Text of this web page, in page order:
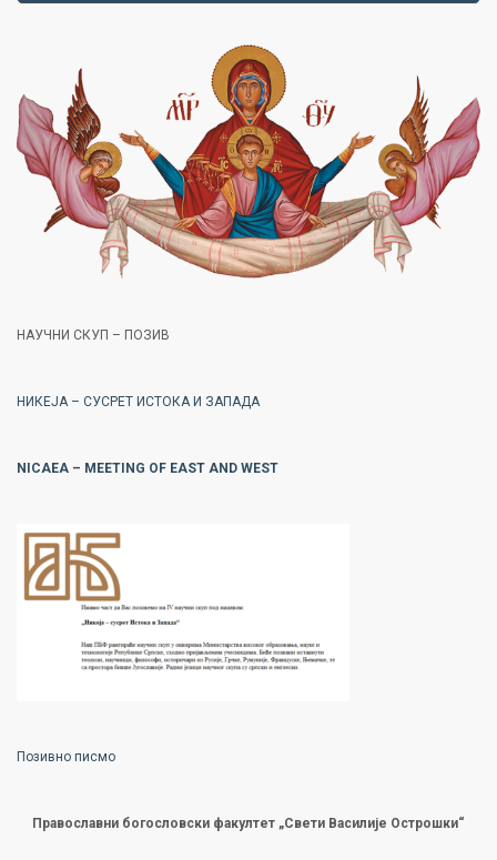
НАУЧНИ СКУП – ПОЗИВ
НИКЕЈА – СУСРЕТ ИСТОКА И ЗАПАДА
NICAEA – MEETING OF EAST AND WEST
Позивно писмо
Православни богословски факултет „Свети Василије Острошки“